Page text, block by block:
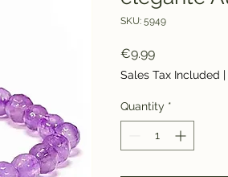
SKU: 5949
€9.99Price
Sales Tax Included |
Quantity *